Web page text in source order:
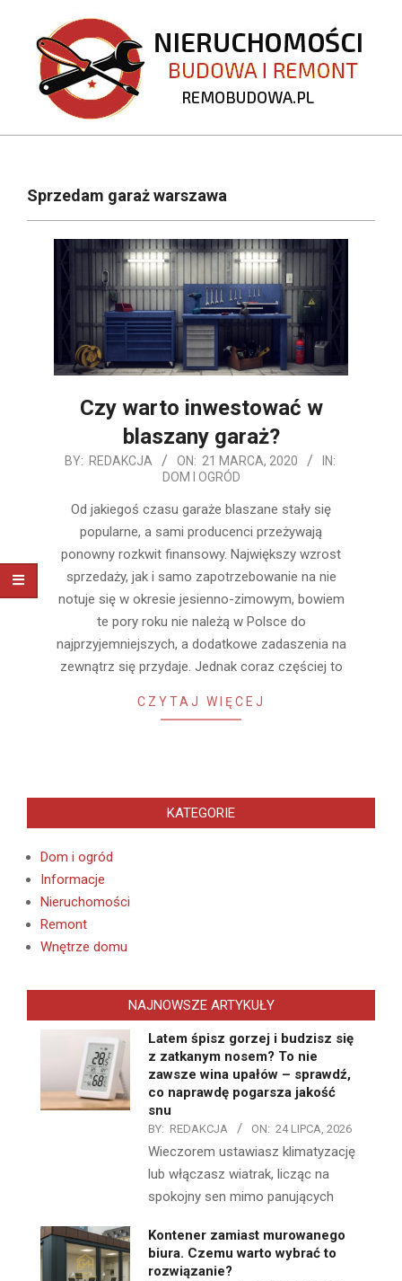
content
REMOBUDOWA.PL
NavigationSprzedam garaż warszawa
Czy warto inwestować w
blaszany garaż?
2020-
BY: REDAKCJA ON: 21 MARCA, 2020
IN:
DOM I OGRÓD
Od jakiegoś czasu garaże blaszane stały się
popularne, a sami producenci przeżywają
ponowny rozkwit finansowy. Największy wzrost
sprzedaży, jak i samo zapotrzebowanie na nie
notuje się w okresie jesienno-zimowym, bowiem
te pory roku nie należą w Polsce do
najprzyjemniejszych, a dodatkowe zadaszenia na
zewnątrz się przydaje. Jednak coraz częściej to
CZYTAJ WIĘCEJ
KATEGORIE
Dom i ogród
Informacje
Nieruchomości
Remont
Wnętrze domu
NAJNOWSZE ARTYKUŁY
Latem śpisz gorzej i budzisz się
z zatkanym nosem? To nie
zawsze wina upałów – sprawdź,
co naprawdę pogarsza jakość
snu
BY: REDAKCJA ON: 24 LIPCA, 2026
Wieczorem ustawiasz klimatyzację
lub włączasz wiatrak, licząc na
spokojny sen mimo panujących
Kontener zamiast murowanego
biura. Czemu warto wybrać to
rozwiązanie?